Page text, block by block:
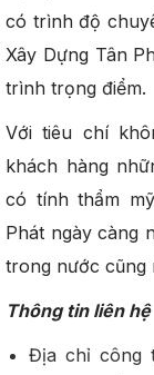
có trình độ
Xây Dựng Tân
trình trọng điểm.
Với tiêu chí
khách hàng
có tính thẩm
Phát ngày càng
trong nước cũng
Thông tin liên hệ
Địa chỉ công